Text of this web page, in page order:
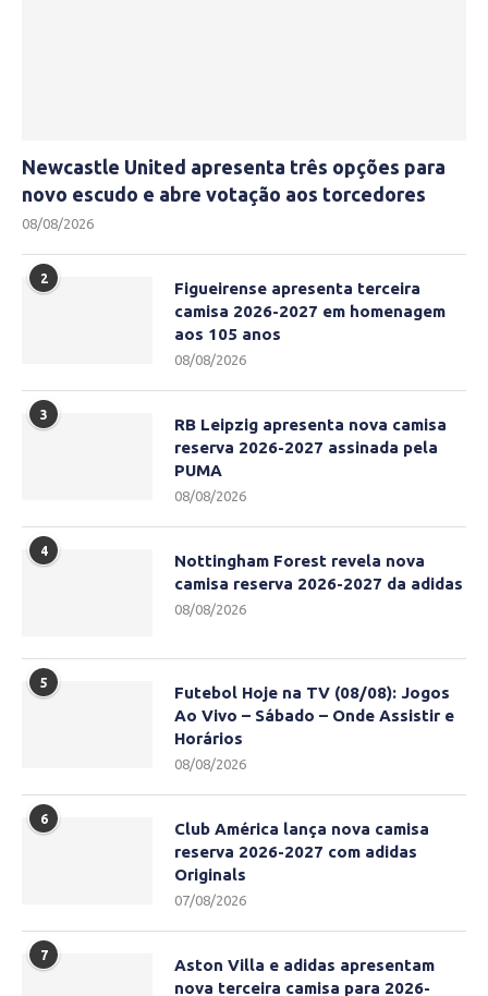
Newcastle United apresenta três opções para
novo escudo e abre votação aos torcedores
08/08/2026
2
Figueirense apresenta terceira
camisa 2026-2027 em homenagem
aos 105 anos
08/08/2026
3
RB Leipzig apresenta nova camisa
reserva 2026-2027 assinada pela
PUMA
08/08/2026
4
Nottingham Forest revela nova
camisa reserva 2026-2027 da adidas
08/08/2026
5
Futebol Hoje na TV (08/08): Jogos
Ao Vivo – Sábado – Onde Assistir e
Horários
08/08/2026
6
Club América lança nova camisa
reserva 2026-2027 com adidas
Originals
07/08/2026
7
Aston Villa e adidas apresentam
nova terceira camisa para 2026-